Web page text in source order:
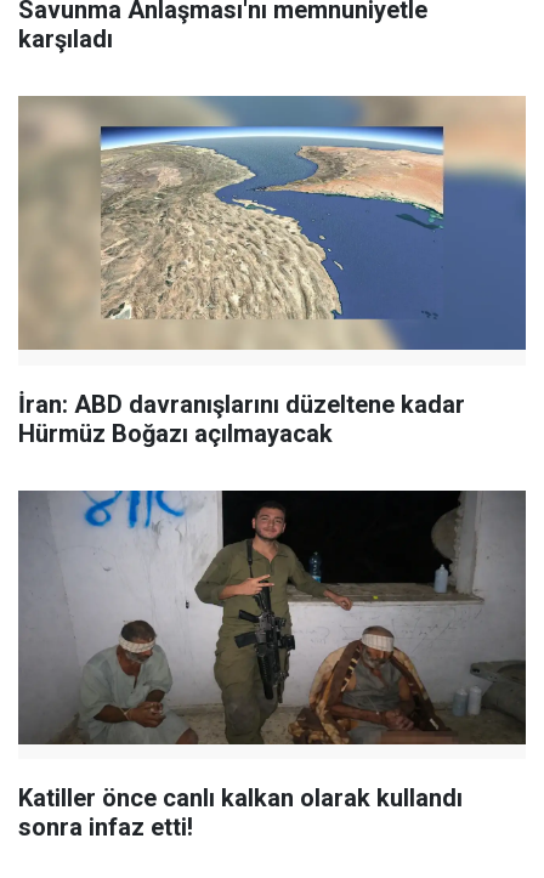
Savunma Anlaşması'nı memnuniyetle
karşıladı
İran: ABD davranışlarını düzeltene kadar
Hürmüz Boğazı açılmayacak
Katiller önce canlı kalkan olarak kullandı
sonra infaz etti!